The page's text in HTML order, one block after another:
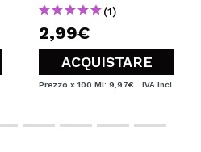
(1)
2,99€
ACQUISTARE
Prezzo x 100 Ml: 9,97€ IVA Incl.